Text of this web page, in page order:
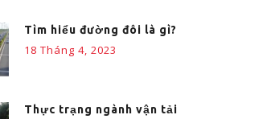
Tìm hiểu đường đôi là gì?
18 Tháng 4, 2023
Thực trạng ngành vận tải